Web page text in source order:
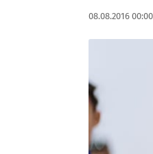
Data publikacji:
08.08.2016 00:00